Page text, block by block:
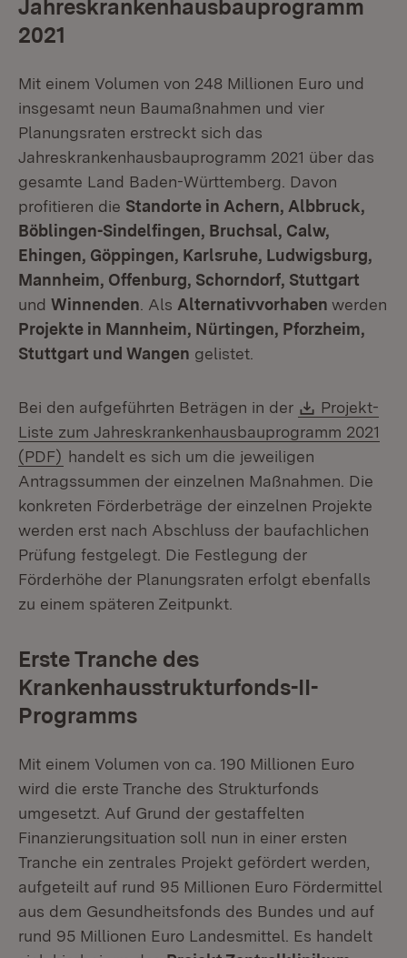
Jahreskrankenhausbauprogramm
2021
Mit einem Volumen von 248 Millionen Euro und
insgesamt neun Baumaßnahmen und vier
Planungsraten erstreckt sich das
Jahreskrankenhausbauprogramm 2021 über das
gesamte Land Baden-Württemberg. Davon
profitieren die Standorte in Achern, Albbruck,
Böblingen-Sindelfingen, Bruchsal, Calw,
Ehingen, Göppingen, Karlsruhe, Ludwigsburg,
Mannheim, Offenburg, Schorndorf, Stuttgart
und Winnenden . Als Alternativvorhaben werden
Projekte in Mannheim, Nürtingen, Pforzheim,
Stuttgart und Wangen gelistet.
Bei den aufgeführten Beträgen in der Download:
Projekt-
Liste zum Jahreskrankenhausbauprogramm 2021
(PDF) (Öffnet in neuem Fenster)
handelt es sich um die jeweiligen
Antragssummen der einzelnen Maßnahmen. Die
konkreten Förderbeträge der einzelnen Projekte
werden erst nach Abschluss der baufachlichen
Prüfung festgelegt. Die Festlegung der
Förderhöhe der Planungsraten erfolgt ebenfalls
zu einem späteren Zeitpunkt.
Erste Tranche des
Krankenhausstrukturfonds-II-
Programms
Mit einem Volumen von ca. 190 Millionen Euro
wird die erste Tranche des Strukturfonds
umgesetzt. Auf Grund der gestaffelten
Finanzierungsituation soll nun in einer ersten
Tranche ein zentrales Projekt gefördert werden,
aufgeteilt auf rund 95 Millionen Euro Fördermittel
aus dem Gesundheitsfonds des Bundes und auf
rund 95 Millionen Euro Landesmittel. Es handelt